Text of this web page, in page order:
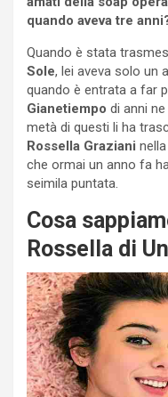
quando aveva tre
Quando è stata
Sole, lei aveva solo un
quando è entrata a far
Gianetiempo di anni
metà di questi li ha
Rossella Graziani
che ormai un anno fa
seimila puntata.
Cosa
Rossella di